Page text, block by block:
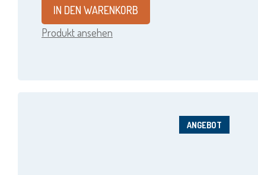
IN DEN WARENKORB
Produkt ansehen
ANGEBOT